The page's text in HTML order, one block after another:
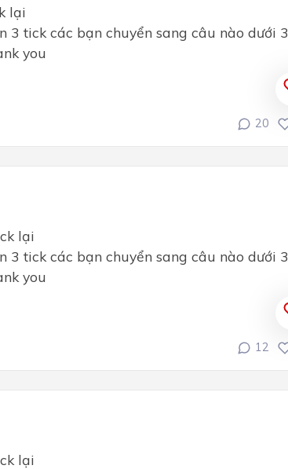
lại
3 tick các bạn chuyển sang câu nào dưới 3
you
20
lại
3 tick các bạn chuyển sang câu nào dưới 3
you
12
lại